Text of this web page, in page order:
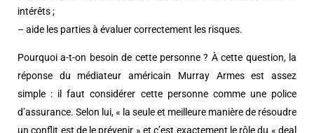
intérêts ;
– aide les parties à évaluer correctement les risques.
Pourquoi a-t-on besoin de cette personne ? À cette question, la
réponse du médiateur américain Murray Armes est assez
simple : il faut considérer cette personne comme une police
d’assurance. Selon lui, « la seule et meilleure manière de résoudre
un conflit est de le prévenir » et c’est exactement le rôle du « deal